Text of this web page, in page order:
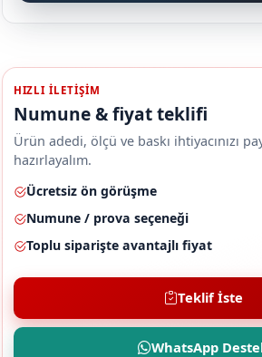
HIZLI ILETIŞIM
Numune & fiyat teklifi
Ürün adedi, ölçü ve baskı ihtiyacınızı
hazırlayalım.
Ücretsiz ön görüşme
Numune / prova seçeneği
Toplu siparişte avantajlı fiyat
Teklif İste
WhatsApp